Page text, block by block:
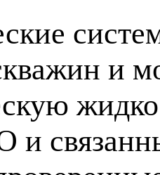
и
и